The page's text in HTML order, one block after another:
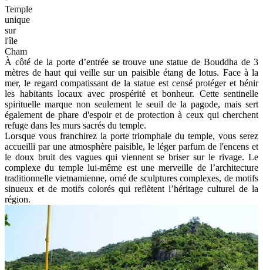
Temple
unique
sur
l'île
Cham
À côté de la porte d’entrée se trouve une statue de Bouddha de 3
mètres de haut qui veille sur un paisible étang de lotus. Face à la
mer, le regard compatissant de la statue est censé protéger et bénir
les habitants locaux avec prospérité et bonheur. Cette sentinelle
spirituelle marque non seulement le seuil de la pagode, mais sert
également de phare d'espoir et de protection à ceux qui cherchent
refuge dans les murs sacrés du temple.
Lorsque vous franchirez la porte triomphale du temple, vous serez
accueilli par une atmosphère paisible, le léger parfum de l'encens et
le doux bruit des vagues qui viennent se briser sur le rivage. Le
complexe du temple lui-même est une merveille de l’architecture
traditionnelle vietnamienne, orné de sculptures complexes, de motifs
sinueux et de motifs colorés qui reflètent l’héritage culturel de la
région.